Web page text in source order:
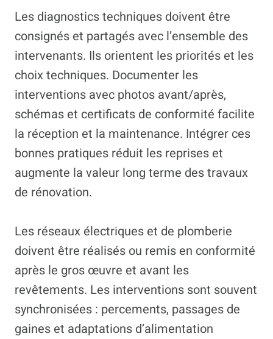
Les diagnostics techniques doivent être
consignés et partagés avec l’ensemble des
intervenants. Ils orientent les priorités et les
choix techniques. Documenter les
interventions avec photos avant/après,
schémas et certificats de conformité facilite
la réception et la maintenance. Intégrer ces
bonnes pratiques réduit les reprises et
augmente la valeur long terme des travaux
de rénovation.
Les réseaux électriques et de plomberie
doivent être réalisés ou remis en conformité
après le gros œuvre et avant les
revêtements. Les interventions sont souvent
synchronisées : percements, passages de
gaines et adaptations d’alimentation